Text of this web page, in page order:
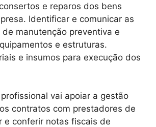
e reparos dos bens
Identificar e comunicar as
manutenção preventiva e
e estruturas.
e insumos para execução dos
vai apoiar a gestão
contratos com prestadores de
e conferir notas fiscais de